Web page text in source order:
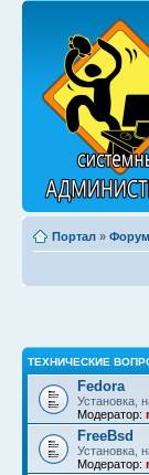
Портал »
ТЕХНИЧЕСКИЕ
Fedora
Установка,
Модератор:
FreeBsd
Установка,
Модератор: